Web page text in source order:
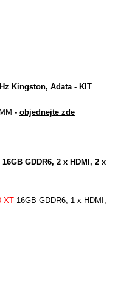
Kingston, Adata - KIT
- objednejte zde
GDDR6, 2 x HDMI, 2 x
XT 16GB GDDR6, 1 x HDMI,